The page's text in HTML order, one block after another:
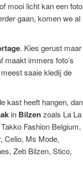
mooi licht kan een foto
gaan, komen we al
. Kies gerust maar
maakt immers foto’s
saaie kledij de
kast heeft hangen, dan
in Bilzenzoals La La
Fashion Belgium,
Celio, Ms Mode,
Zeb Bilzen, Stico,